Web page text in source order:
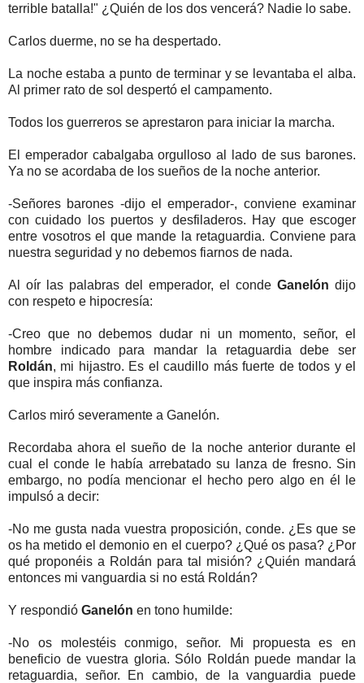
terrible batalla!" ¿Quién de los dos vencerá? Nadie lo sabe.
Carlos duerme, no se ha despertado.
La noche estaba a punto de terminar y se levantaba el alba.
Al primer rato de sol despertó el campamento.
Todos los guerreros se aprestaron para iniciar la marcha.
El emperador cabalgaba orgulloso al lado de sus barones.
Ya no se acordaba de los sueños de la noche anterior.
-Señores barones -dijo el emperador-, conviene examinar
con cuidado los puertos y desfiladeros. Hay que escoger
entre vosotros el que mande la retaguardia. Conviene para
nuestra seguridad y no debemos fiarnos de nada.
Al oír las palabras del emperador, el conde Ganelón dijo
con respeto e hipocresía:
-Creo que no debemos dudar ni un momento, señor, el
hombre indicado para mandar la retaguardia debe ser
Roldán, mi hijastro. Es el caudillo más fuerte de todos y el
que inspira más confianza.
Carlos miró severamente a Ganelón.
Recordaba ahora el sueño de la noche anterior durante el
cual el conde le había arrebatado su lanza de fresno. Sin
embargo, no podía mencionar el hecho pero algo en él le
impulsó a decir:
-No me gusta nada vuestra proposición, conde. ¿Es que se
os ha metido el demonio en el cuerpo? ¿Qué os pasa? ¿Por
qué proponéis a Roldán para tal misión? ¿Quién mandará
entonces mi vanguardia si no está Roldán?
Y respondió Ganelón en tono humilde:
-No os molestéis conmigo, señor. Mi propuesta es en
beneficio de vuestra gloria. Sólo Roldán puede mandar la
retaguardia, señor. En cambio, de la vanguardia puede